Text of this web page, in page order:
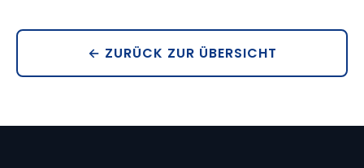
← ZURÜCK ZUR ÜBERSICHT